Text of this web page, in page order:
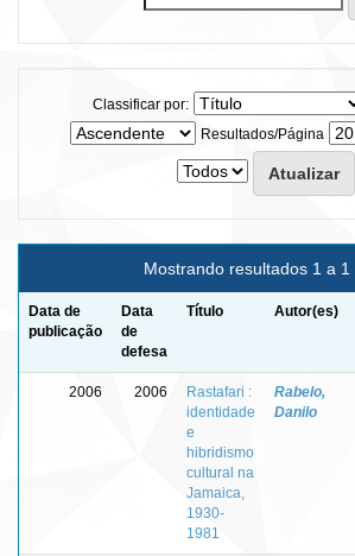
Classificar por:
Resultados/Página
Mostrando resultados 1 a 1
Data de
publicação
Data
de
defesa
Título Autor(es)
2006 2006
Rastafari :
identidade
e
hibridismo
cultural na
Jamaica,
1930-
1981
Rabelo,
Danilo